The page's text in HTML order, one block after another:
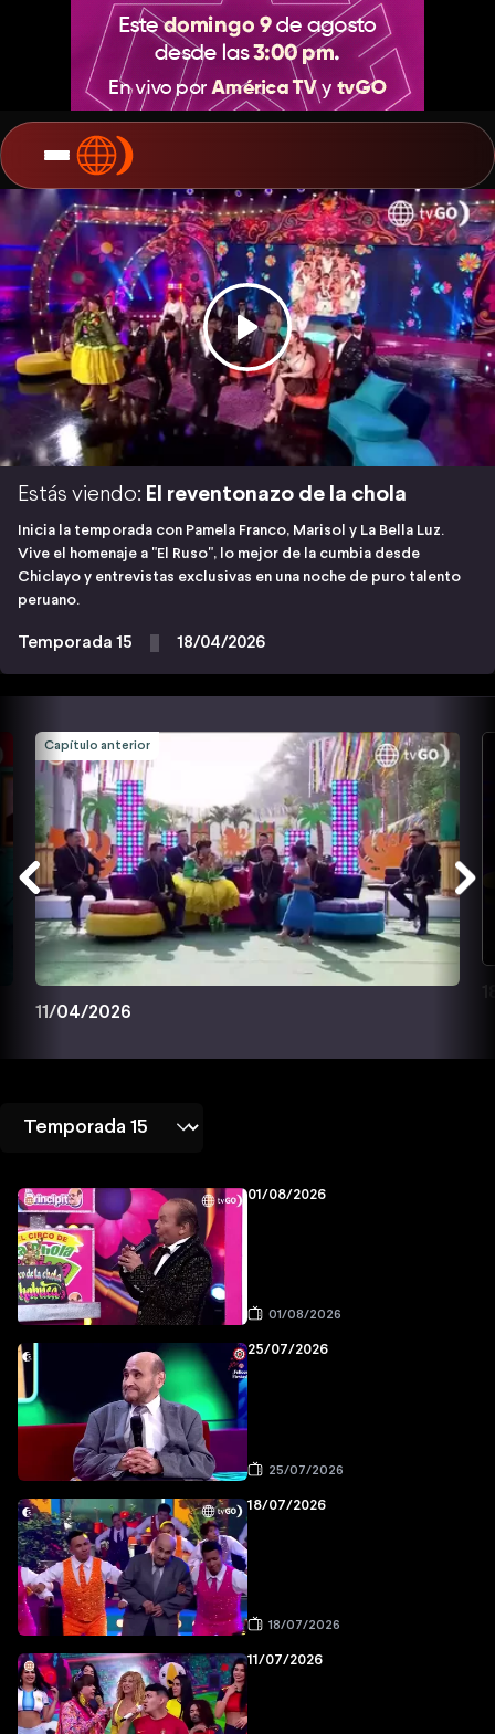
Estás viendo: El reventonazo de la chola
Inicia la temporada con Pamela Franco, Marisol y La Bella Luz.
Vive el homenaje a "El Ruso", lo mejor de la cumbia desde
Chiclayo y entrevistas exclusivas en una noche de puro talento
peruano.
Temporada 15 18/04/2026
Capítulo anterior
11/04/2026
01/08/2026
01/08/2026
25/07/2026
25/07/2026
18/07/2026
18/07/2026
11/07/2026